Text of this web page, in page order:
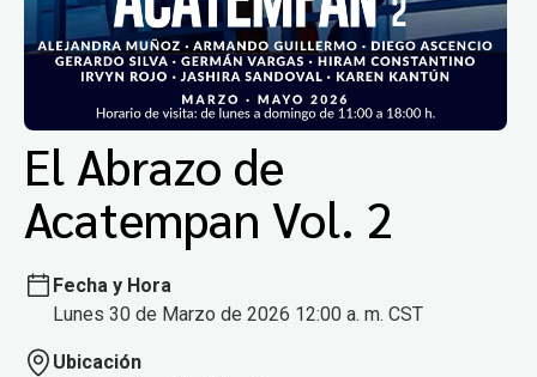
El Abrazo de
Acatempan Vol. 2
Fecha y Hora
Lunes 30 de Marzo de 2026 12:00 a. m. CST
Ubicación